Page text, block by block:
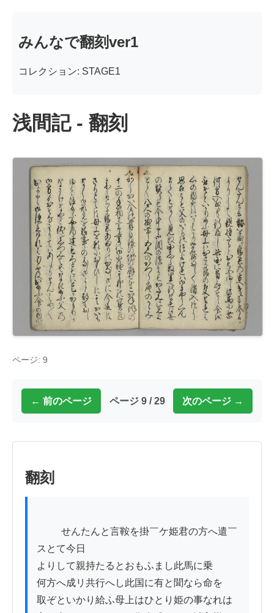
みんなで翻刻ver1
コレクション: STAGE1
浅間記 - 翻刻
ページ: 9
← 前のページ ページ 9 / 29 次のページ →
翻刻
スとて今日
よりして親持たるとおもふまし此馬に乗
何方へ成リ共行へし此国に有と聞なら命を
取ぞといかり給ふ母上はひとり姫の事なれは